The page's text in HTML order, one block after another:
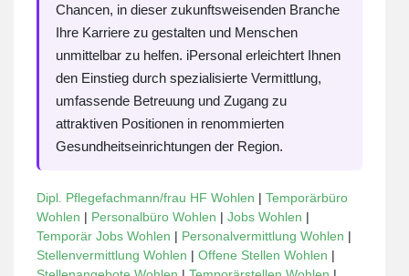
Chancen, in dieser zukunftsweisenden Branche
Ihre Karriere zu gestalten und Menschen
unmittelbar zu helfen. iPersonal erleichtert Ihnen
den Einstieg durch spezialisierte Vermittlung,
umfassende Betreuung und Zugang zu
attraktiven Positionen in renommierten
Gesundheitseinrichtungen der Region.
Dipl. Pflegefachmann/frau HF Wohlen | Temporärbüro
Wohlen | Personalbüro Wohlen | Jobs Wohlen |
Temporär Jobs Wohlen | Personalvermittlung Wohlen |
Stellenvermittlung Wohlen | Offene Stellen Wohlen |